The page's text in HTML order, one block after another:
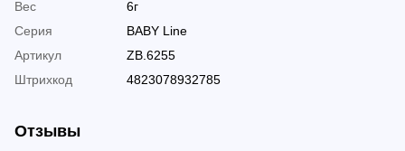
Вес
6г
Серия
BABY Line
Артикул
ZB.6255
Штрихкод
4823078932785
Отзывы